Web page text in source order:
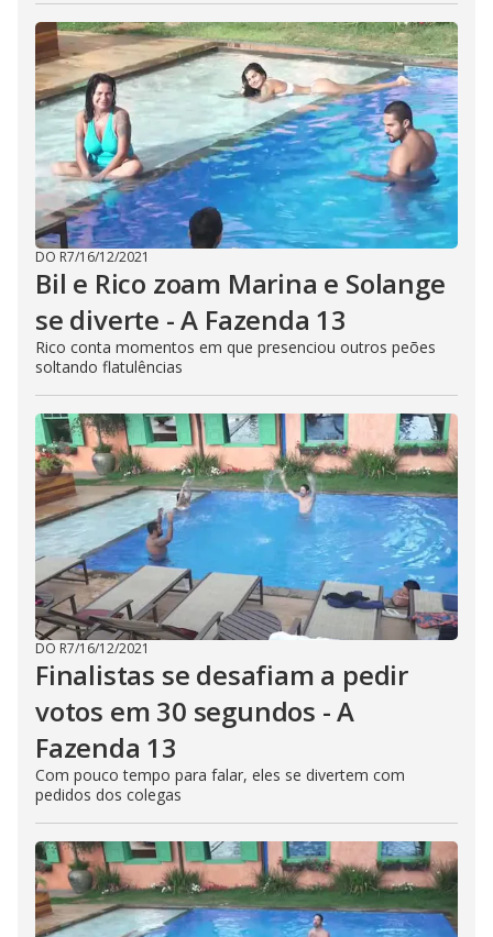
DO R7/16/12/2021
Bil e Rico zoam Marina e Solange
se diverte - A Fazenda 13
Rico conta momentos em que presenciou outros peões
soltando flatulências
DO R7/16/12/2021
Finalistas se desafiam a pedir
votos em 30 segundos - A
Fazenda 13
Com pouco tempo para falar, eles se divertem com
pedidos dos colegas